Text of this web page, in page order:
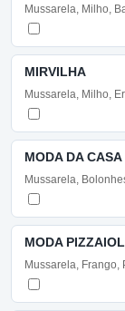
Mussarela, Milho,
MIRVILHA
Mussarela, Milho,
MODA DA CASA
Mussarela,
MODA
Mussarela, Frango,